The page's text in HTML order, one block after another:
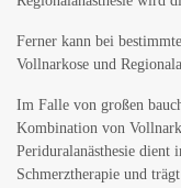
Ferner kann bei
Vollnarkose und
Im Falle von großen
Kombination von
Periduralanästhesie dient
Schmerztherapie und